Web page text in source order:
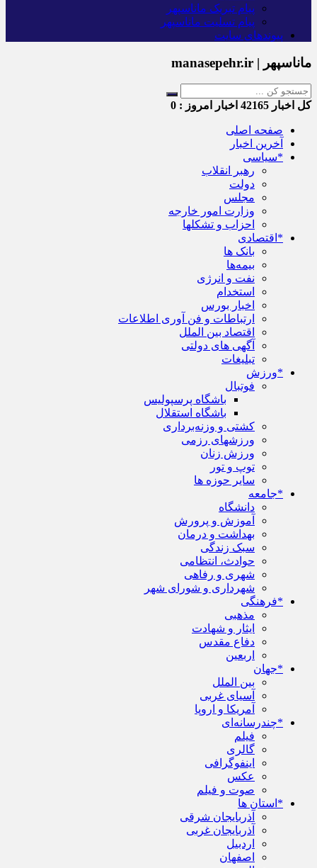
پیام تبریک ماناسپهر
پیام تسلیت ماناسپهر
پیوندهای سایت
ماناسپهر | manasepehr.ir
کل اخبار اخبار امروز : 0
صفحه اصلی
آخرین اخبار
*سیاسی
رهبر انقلاب
دولت
مجلس
وزارت امور خارجه
احزاب و تشکلها
*اقتصادی
بانک ها
بیمه‌ها
نفت و انرژی
استخدام
اخبار بورس
ارتباطات و فن آوری اطلاعات
اقتصاد بین الملل
آگهی های دولتی
تبلیغات
*ورزش
فوتبال
باشگاه پرسپولیس
باشگاه استقلال
کشتی و وزنه‌برداری
ورزشهای رزمی
ورزش زنان
توپ و تور
سایر حوزه ها
*جامعه
دانشگاه
آموزش و پرورش
بهداشت و درمان
سبک زندگی
حوادث، انتظامی
شهری و رفاهی
شهرداری و شورای شهر
*فرهنگی
مذهبی
ایثار و شهادت
دفاع مقدس
اربعین
*جهان
بین الملل
آسیای غربی
آمریکا و اروپا
*چندرسانه‌ای
فیلم
گالری
اینفوگرافی
عکس
صوت و فیلم
*استان ها
آذربایجان شرقی
آذربایجان غربی
اردبیل
اصفهان